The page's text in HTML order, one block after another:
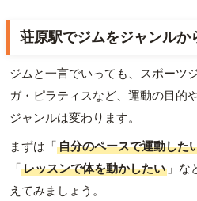
荘原駅でジムをジャンルか
ジムと一言でいっても、スポーツ
ガ・ピラティスなど、運動の目的
ジャンルは変わります。
まずは「自分のペースで運動した
「レッスンで体を動かしたい 」な
えてみましょう。